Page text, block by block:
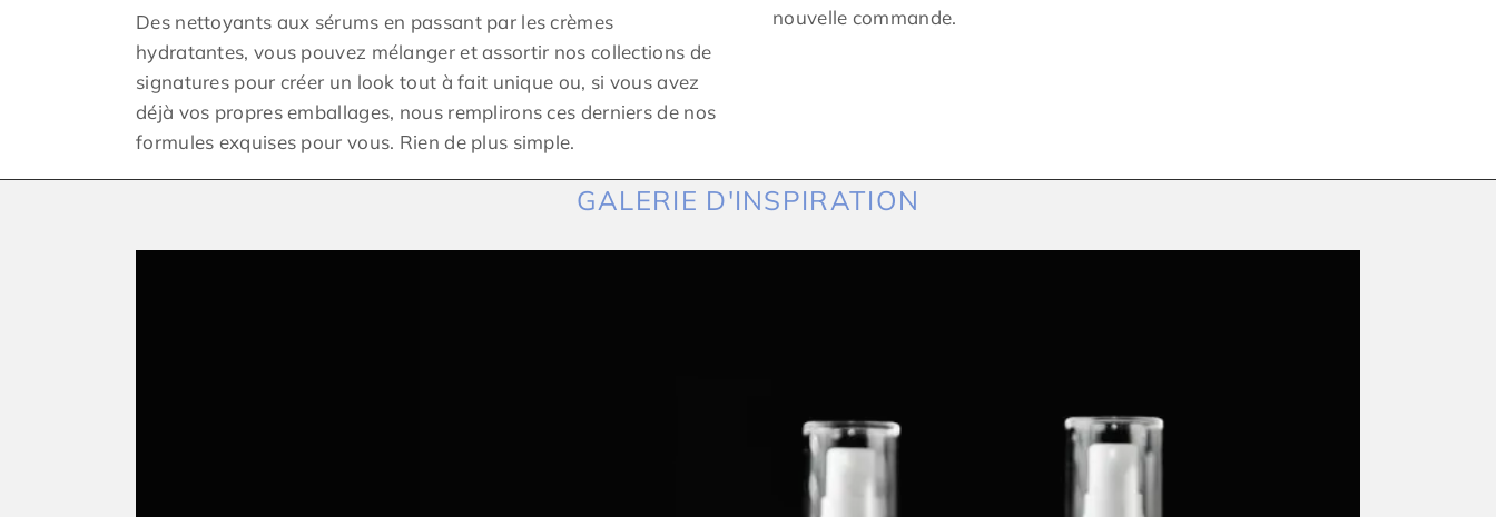
Des nettoyants aux sérums en passant par les crèmes
hydratantes, vous pouvez mélanger et assortir nos collections de
signatures pour créer un look tout à fait unique ou, si vous avez
déjà vos propres emballages, nous remplirons ces derniers de nos
formules exquises pour vous. Rien de plus simple.
nouvelle commande.
GALERIE D'INSPIRATION